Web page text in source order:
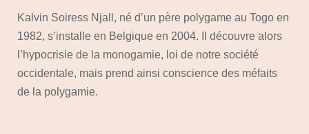
Kalvin Soiress Njall, né d’un père polygame au Togo en
1982, s’installe en Belgique en 2004. Il découvre alors
l’hypocrisie de la monogamie, loi de notre société
occidentale, mais prend ainsi conscience des méfaits
de la polygamie.
s